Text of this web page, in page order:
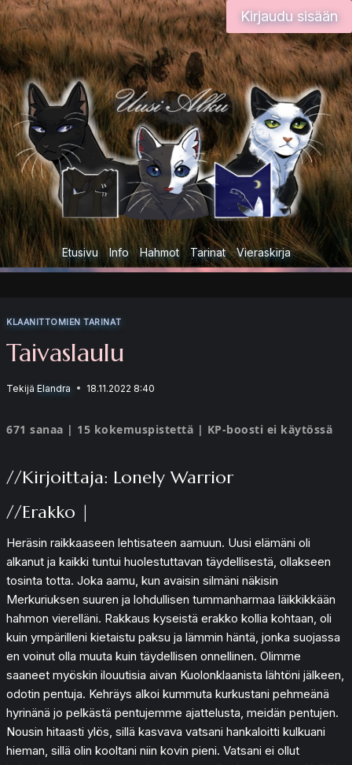
Siirry
sisältöön
Kirjaudu sisään
Etusivu Info Hahmot Tarinat Vieraskirja
KLAANITTOMIEN TARINAT
Taivaslaulu
Tekijä Elandra 18.11.2022 8:40
671 sanaa | 15 kokemuspistettä | KP-boosti ei käytössä
//Kirjoittaja: Lonely Warrior
//Erakko |
Heräsin raikkaaseen lehtisateen aamuun. Uusi elämäni oli
alkanut ja kaikki tuntui huolestuttavan täydellisestä, ollakseen
tosinta totta. Joka aamu, kun avaisin silmäni näkisin
Merkuriuksen suuren ja lohdullisen tummanharmaa läikkikkään
hahmon vierelläni. Rakkaus kyseistä erakko kollia kohtaan, oli
kuin ympärilleni kietaistu paksu ja lämmin häntä, jonka suojassa
en voinut olla muuta kuin täydellisen onnellinen. Olimme
saaneet myöskin ilouutisia aivan Kuolonklaanista lähtöni jälkeen,
odotin pentuja. Kehräys alkoi kummuta kurkustani pehmeänä
hyrinänä jo pelkästä pentujemme ajattelusta, meidän pentujen.
Nousin hitaasti ylös, sillä kasvava vatsani hankaloitti kulkuani
hieman, sillä olin kooltani niin kovin pieni. Vatsani ei ollut